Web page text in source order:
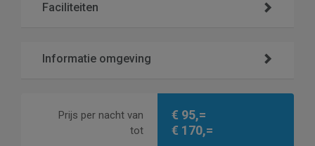
Faciliteiten
Informatie omgeving
Prijs per nacht van
tot
€ 95,=
€ 170,=